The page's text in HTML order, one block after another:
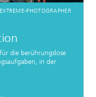
PHOTOGRAPHER
die berührungslose
in der